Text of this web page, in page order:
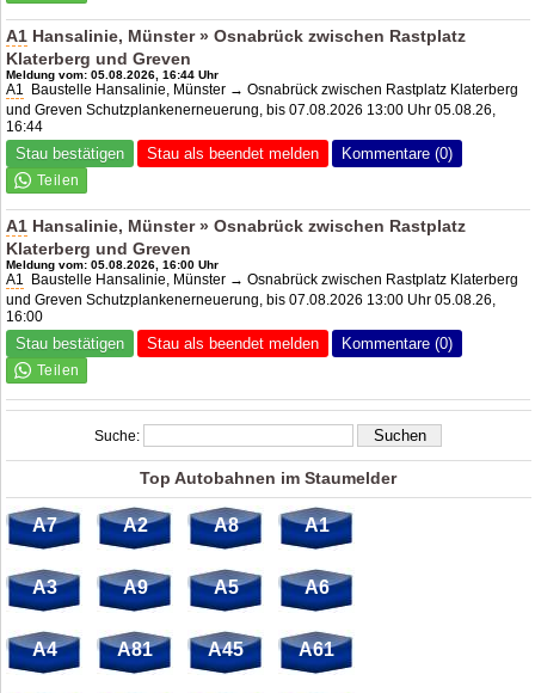
A1 Hansalinie, Münster » Osnabrück zwischen Rastplatz
Klaterberg und Greven
Meldung vom: 05.08.2026, 16:44 Uhr
A1
Baustelle Hansalinie, Münster → Osnabrück zwischen Rastplatz Klaterberg
und Greven Schutzplankenerneuerung, bis 07.08.2026 13:00 Uhr 05.08.26,
16:44
Stau bestätigen Stau als beendet melden Kommentare (0)
A1 Hansalinie, Münster » Osnabrück zwischen Rastplatz
Klaterberg und Greven
Meldung vom: 05.08.2026, 16:00 Uhr
A1
Baustelle Hansalinie, Münster → Osnabrück zwischen Rastplatz Klaterberg
und Greven Schutzplankenerneuerung, bis 07.08.2026 13:00 Uhr 05.08.26,
16:00
Stau bestätigen Stau als beendet melden Kommentare (0)
Suche:
Top Autobahnen im Staumelder
A7 A2 A8 A1
A3 A9 A5 A6
A4 A81 A45 A61